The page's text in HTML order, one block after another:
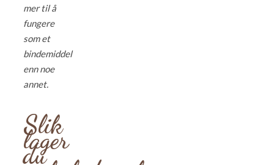
mer til å
fungere
som et
bindemiddel
enn noe
annet.
Slik
lager
du